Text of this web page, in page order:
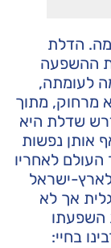
הדלת
ההשפעה
לעומתה,
מרחוק, מתוך
שדלת היא
אותן נפשות
העולם לאחריו
ישראל
אך לא
השפעתו
בחיי: